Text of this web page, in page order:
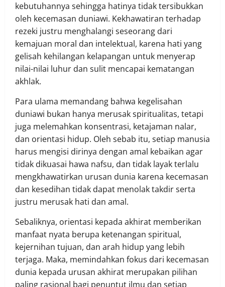
kebutuhannya sehingga hatinya tidak tersibukkan
oleh kecemasan duniawi. Kekhawatiran terhadap
rezeki justru menghalangi seseorang dari
kemajuan moral dan intelektual, karena hati yang
gelisah kehilangan kelapangan untuk menyerap
nilai-nilai luhur dan sulit mencapai kematangan
akhlak.
Para ulama memandang bahwa kegelisahan
duniawi bukan hanya merusak spiritualitas, tetapi
juga melemahkan konsentrasi, ketajaman nalar,
dan orientasi hidup. Oleh sebab itu, setiap manusia
harus mengisi dirinya dengan amal kebaikan agar
tidak dikuasai hawa nafsu, dan tidak layak terlalu
mengkhawatirkan urusan dunia karena kecemasan
dan kesedihan tidak dapat menolak takdir serta
justru merusak hati dan amal.
Sebaliknya, orientasi kepada akhirat memberikan
manfaat nyata berupa ketenangan spiritual,
kejernihan tujuan, dan arah hidup yang lebih
terjaga. Maka, memindahkan fokus dari kecemasan
dunia kepada urusan akhirat merupakan pilihan
paling rasional bagi penuntut ilmu dan setiap